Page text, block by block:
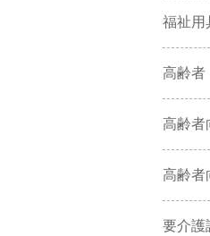
福祉用
高齢者
高齢者
高齢者
要介護